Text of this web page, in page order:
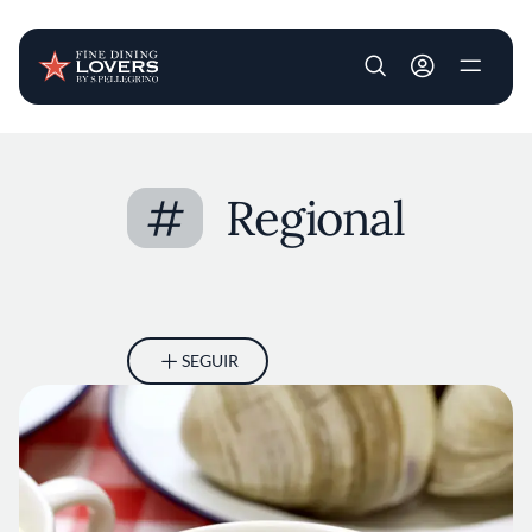
User account
# Regional
SEGUIR